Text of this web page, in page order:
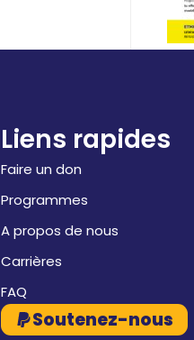
Liens rapides
Faire un don
Programmes
A propos de nous
Carrières
FAQ
Soutenez-nous